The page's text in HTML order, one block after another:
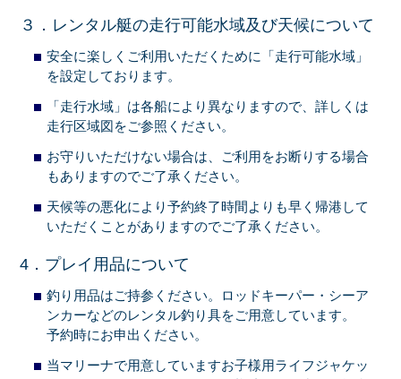
３．レンタル艇の走行可能水域及び天候について
安全に楽しくご利用いただくために「走行可能水域」
を設定しております。
「走行水域」は各船により異なりますので、詳しくは
走行区域図をご参照ください。
お守りいただけない場合は、ご利用をお断りする場合
もありますのでご了承ください。
天候等の悪化により予約終了時間よりも早く帰港して
いただくことがありますのでご了承ください。
4．プレイ用品について
釣り用品はご持参ください。ロッドキーパー・シーア
ンカーなどのレンタル釣り具をご用意しています。
予約時にお申出ください。
当マリーナで用意していますお子様用ライフジャケッ